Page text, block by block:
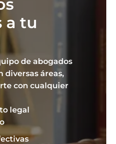
a tu
de abogados
diversas áreas,
con cualquier
legal